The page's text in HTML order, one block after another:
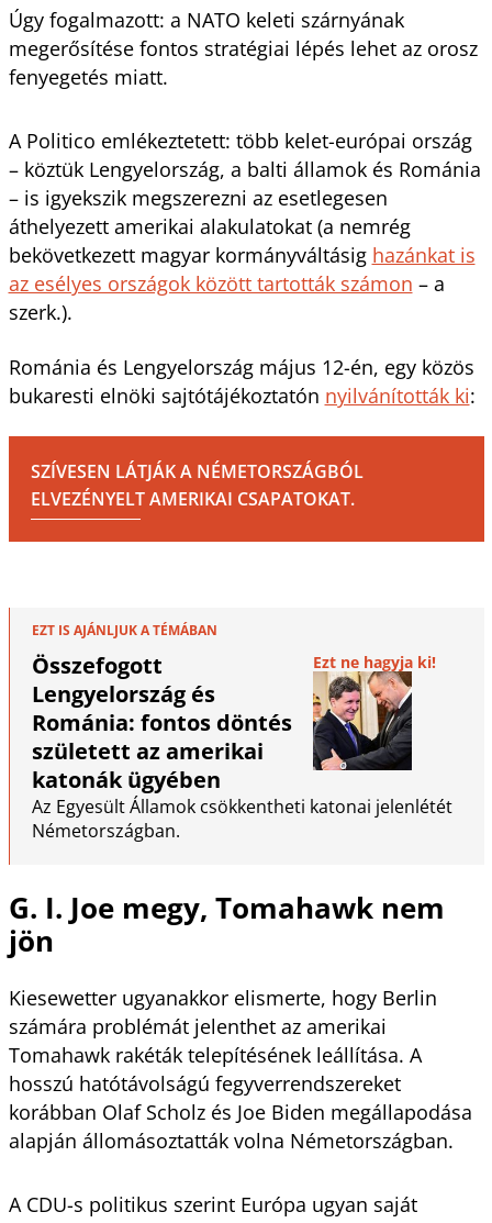
Úgy fogalmazott: a NATO keleti szárnyának
megerősítése fontos stratégiai lépés lehet az orosz
fenyegetés miatt.
A Politico emlékeztetett: több kelet-európai ország
– köztük Lengyelország, a balti államok és Románia
– is igyekszik megszerezni az esetlegesen
áthelyezett amerikai alakulatokat (a nemrég
bekövetkezett magyar kormányváltásig hazánkat is
az esélyes országok között tartották számon – a
szerk.).
Románia és Lengyelország május 12-én, egy közös
bukaresti elnöki sajtótájékoztatón nyilvánították ki:
SZÍVESEN LÁTJÁK A NÉMETORSZÁGBÓL
ELVEZÉNYELT AMERIKAI CSAPATOKAT.
EZT IS AJÁNLJUK A TÉMÁBAN
Összefogott
Lengyelország és
Románia: fontos döntés
született az amerikai
katonák ügyében
Ezt ne hagyja ki!
Az Egyesült Államok csökkentheti katonai jelenlétét
Németországban.
G. I. Joe megy, Tomahawk nem
jön
Kiesewetter ugyanakkor elismerte, hogy Berlin
számára problémát jelenthet az amerikai
Tomahawk rakéták telepítésének leállítása. A
hosszú hatótávolságú fegyverrendszereket
korábban Olaf Scholz és Joe Biden megállapodása
alapján állomásoztatták volna Németországban.
A CDU-s politikus szerint Európa ugyan saját